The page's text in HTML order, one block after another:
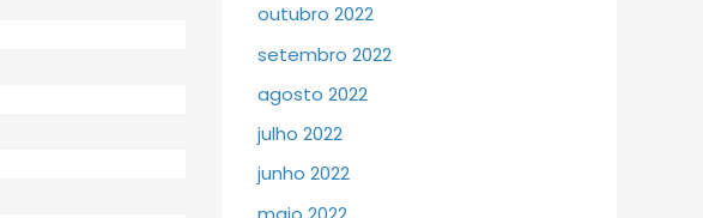
outubro 2022
setembro 2022
agosto 2022
julho 2022
junho 2022